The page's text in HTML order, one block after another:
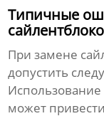
Типичные
При замене
допустить
может